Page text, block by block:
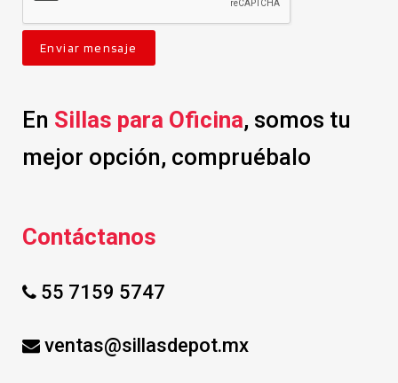
En Sillas para Oficina, somos tu
mejor opción, compruébalo
Contáctanos
55 7159 5747
ventas@sillasdepot.mx